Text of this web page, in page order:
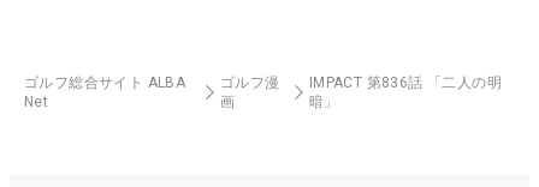
ゴルフ総合サイト ALBA
Net
ゴルフ漫
画
IMPACT 第836話 「二人の明
暗」